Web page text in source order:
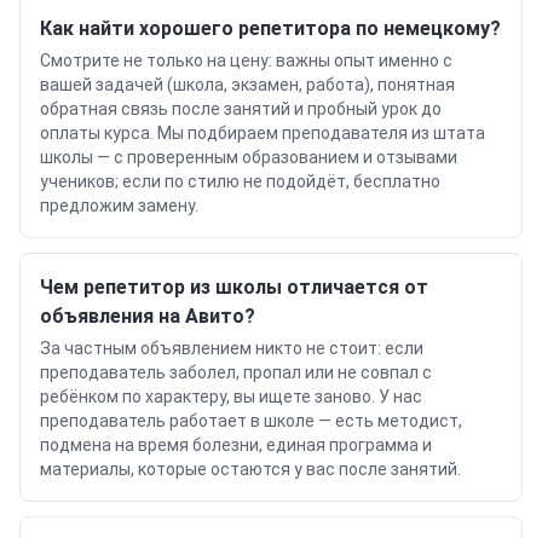
Как найти хорошего репетитора по немецкому?
Смотрите не только на цену: важны опыт именно с
вашей задачей (школа, экзамен, работа), понятная
обратная связь после занятий и пробный урок до
оплаты курса. Мы подбираем преподавателя из штата
школы — с проверенным образованием и отзывами
учеников; если по стилю не подойдёт, бесплатно
предложим замену.
Чем репетитор из школы отличается от
объявления на Авито?
За частным объявлением никто не стоит: если
преподаватель заболел, пропал или не совпал с
ребёнком по характеру, вы ищете заново. У нас
преподаватель работает в школе — есть методист,
подмена на время болезни, единая программа и
материалы, которые остаются у вас после занятий.